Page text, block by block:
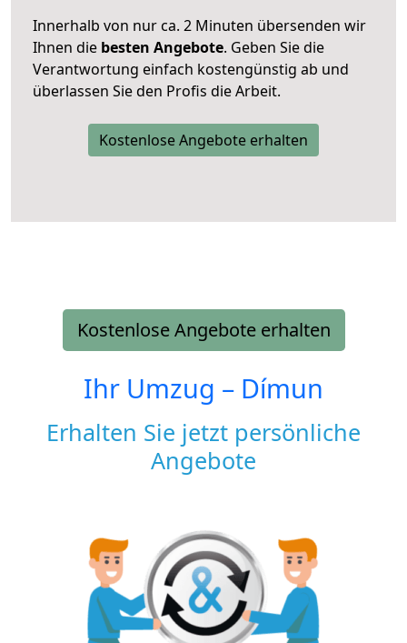
Innerhalb von nur ca. 2 Minuten übersenden wir
Ihnen die besten Angebote. Geben Sie die
Verantwortung einfach kostengünstig ab und
überlassen Sie den Profis die Arbeit.
Kostenlose Angebote erhalten
Kostenlose Angebote erhalten
Ihr Umzug – Dímun
Erhalten Sie jetzt persönliche
Angebote